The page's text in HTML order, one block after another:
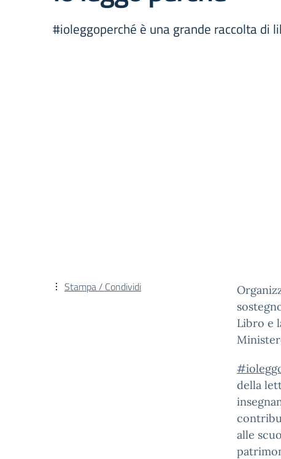
#ioleggoperché è una grande raccolta di
Libro e
della
alle
Stampa / Condividi